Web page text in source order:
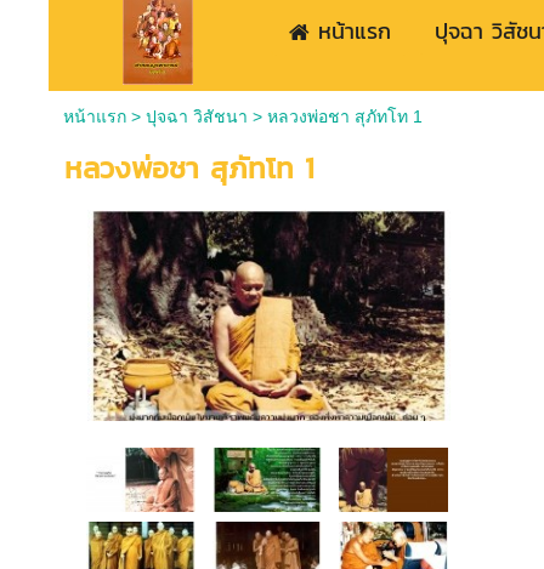
หน้าแรก ปุจฉา วิสัช
หน้าแรก >ปุจฉา วิสัชนา >หลวงพ่อชา สุภัทโท 1
หลวงพ่อชา สุภัทโท 1